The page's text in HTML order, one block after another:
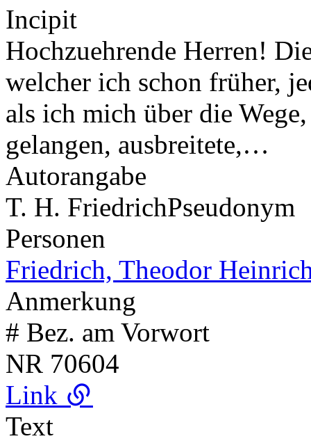
Incipit
Hochzuehrende Herren!
welcher ich schon früher,
als ich mich über die
gelangen, ausbreitete,…
Autorangabe
T. H. FriedrichPseudonym
Personen
Friedrich, Theodor
Anmerkung
# Bez. am Vorwort
NR 70604
Link
Text